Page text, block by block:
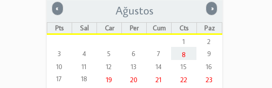
« Önceki »Sonraki
Ağustos
Pts Sal Çar Per Cum Cts
Paz
1
2
3
4 5 6 7 8
9
10
11 12 13 14 15
16
17
18 19 20 21 22
23